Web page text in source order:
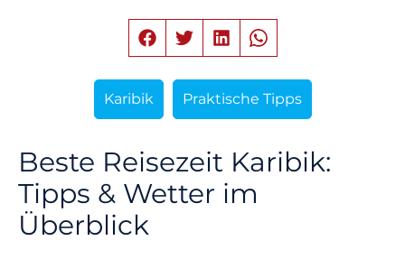
Karibik Praktische Tipps
Beste Reisezeit Karibik:
Tipps & Wetter im
Überblick